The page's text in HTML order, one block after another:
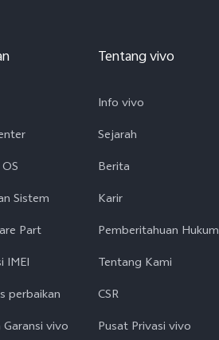
Sistem
Part
IMEI
perbaikan
vivo
Tentang vivo
Info vivo
Sejarah
Berita
Karir
Pemberitahuan Hukum
Tentang Kami
CSR
Pusat Privasi vivo